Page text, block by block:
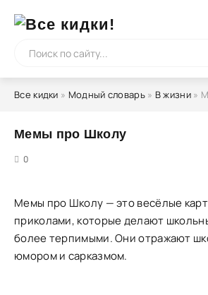
Все кидки » Модный словарь» В жизни»
Мемы про Школу
0
Мемы про Школу — это весёлые
приколами, которые делают
более терпимыми. Они отражают
юмором и сарказмом.